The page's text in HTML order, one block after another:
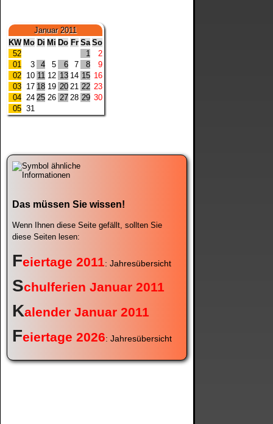
Januar 2011
KW Mo Di Mi Do Fr Sa So
52
1
2
01
3 4 5 6 7 8
9
02 10 11 12 13 14 15 16
03 17 18 19 20 21 22 23
04 24 25 26 27 28 29 30
05 31
Das müssen Sie wissen!
Wenn Ihnen diese Seite gefällt, sollten Sie
diese Seiten lesen:
Feiertage 2011: Jahresübersicht
Schulferien Januar 2011
Kalender Januar 2011
Feiertage 2026: Jahresübersicht